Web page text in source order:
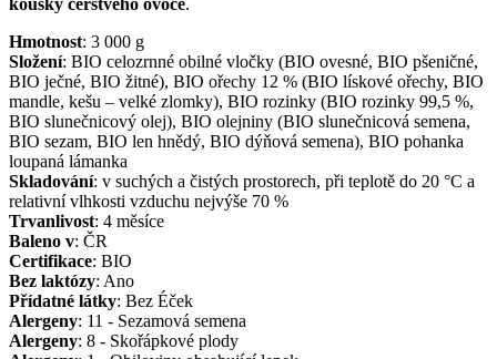
Hmotnost: 3 000 g
Složení: BIO celozrnné obilné vločky (BIO ovesné, BIO pšeničné,
BIO ječné, BIO žitné), BIO ořechy 12 % (BIO lískové ořechy, BIO
mandle, kešu – velké zlomky), BIO rozinky (BIO rozinky 99,5 %,
BIO slunečnicový olej), BIO olejniny (BIO slunečnicová semena,
BIO sezam, BIO len hnědý, BIO dýňová semena), BIO pohanka
loupaná lámanka
Skladování: v suchých a čistých prostorech, při teplotě do 20 °C a
relativní vlhkosti vzduchu nejvýše 70 %
Trvanlivost: 4 měsíce
Baleno v: ČR
Certifikace: BIO
Bez laktózy: Ano
Přídatné látky: Bez Éček
Alergeny: 11 - Sezamová semena
Alergeny: 8 - Skořápkové plody